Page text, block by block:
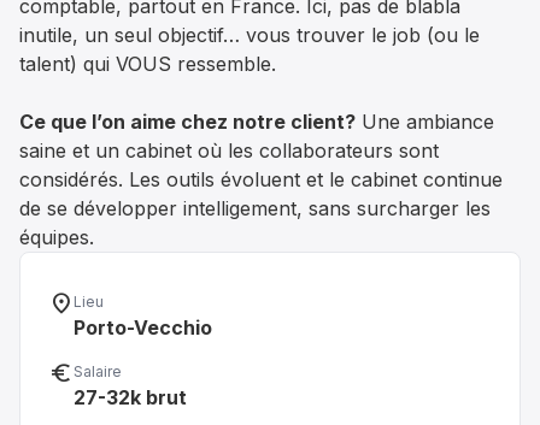
comptable, partout en France. Ici, pas de blabla
inutile, un seul objectif… vous trouver le job (ou le
talent) qui VOUS ressemble.
Ce que l’on aime chez notre client? Une ambiance
saine et un cabinet où les collaborateurs sont
considérés. Les outils évoluent et le cabinet continue
de se développer intelligement, sans surcharger les
équipes.
location_on Lieu
Porto-Vecchio
euro_symbol Salaire
27-32k brut